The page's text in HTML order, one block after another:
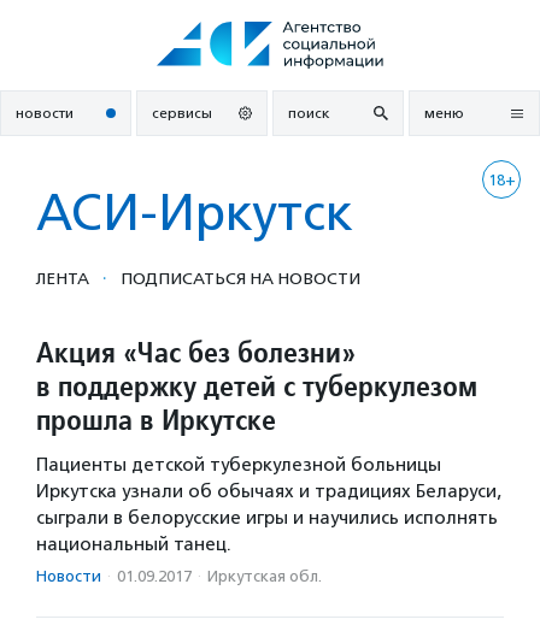
новости сервисы поиск меню
18+
АСИ-Иркутск
ЛЕНТА · ПОДПИСАТЬСЯ НА НОВОСТИ
Акция «Час без болезни»
в поддержку детей с туберкулезом
прошла в Иркутске
Пациенты детской туберкулезной больницы
Иркутска узнали об обычаях и традициях Беларуси,
сыграли в белорусские игры и научились исполнять
национальный танец.
Новости · 01.09.2017 · Иркутская обл.